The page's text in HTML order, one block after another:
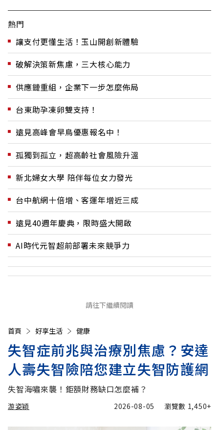
熱門
讓支付更懂生活！玉山開創新體驗
破解決策新焦慮，三大核心能力
供應鏈重組，企業下一步怎麼佈局
台東助孕凍卵雙支持！
遠見高峰會早鳥優惠報名中！
孤獨到孤立，超高齡社會風險升溫
新北婦女大學 陪伴每位女力發光
台中航網十倍增、客運年增近三成
遠見40週年慶典，限時盛大開啟
AI時代元智超前部署未來競爭力
請往下繼續閱讀
首頁 好享生活 健康
失智症前兆與治療別焦慮？安達
人壽失智險陪您建立失智防護網
失智海嘯來襲！鉅額財務缺口怎麼補？
游姿穎 2026-08-05 瀏覽數 1,450+